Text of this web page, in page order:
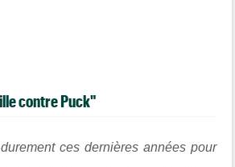
contre Puck"
ces dernières années pour